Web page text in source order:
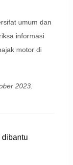
umum dan
informasi
motor di
2023.